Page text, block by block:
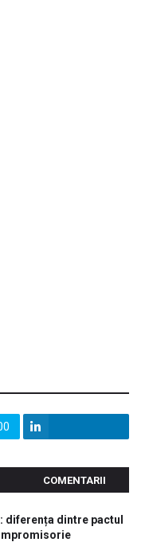
COMENTARII
diferența dintre pactul